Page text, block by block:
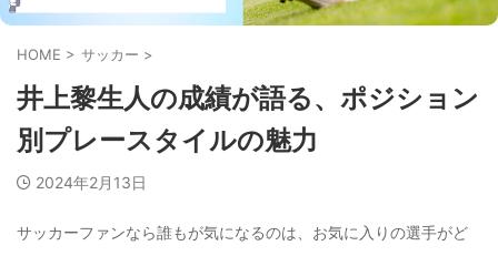
HOME > サッカー >
井上黎生人の成績が語る、ポジション
別プレースタイルの魅力
2024年2月13日
サッカーファンなら誰もが気になるのは、お気に入りの選手がど